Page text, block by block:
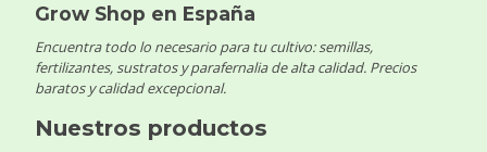
Grow Shop en España
Encuentra todo lo necesario para tu cultivo: semillas,
fertilizantes, sustratos y parafernalia de alta calidad. Precios
baratos y calidad excepcional.
Nuestros productos